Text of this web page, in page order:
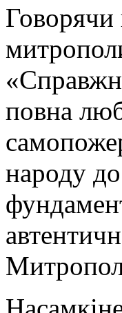
Говорячи
повна
народу